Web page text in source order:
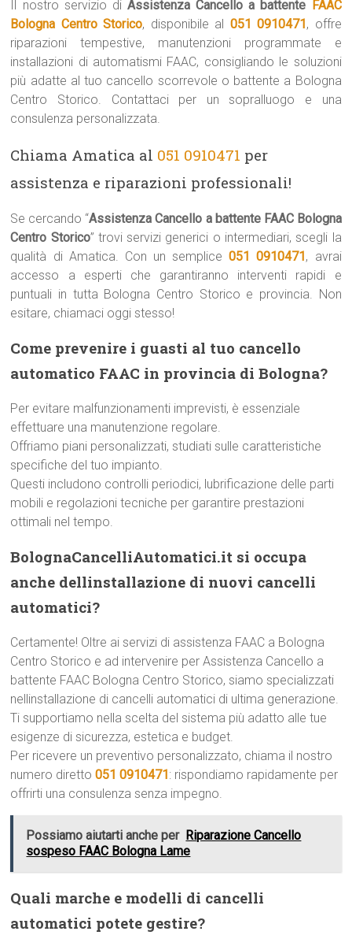
Il nostro servizio di Assistenza Cancello a battente FAAC
Bologna Centro Storico, disponibile al 051 0910471, offre
riparazioni tempestive, manutenzioni programmate e
installazioni di automatismi FAAC, consigliando le soluzioni
più adatte al tuo cancello scorrevole o battente a Bologna
Centro Storico. Contattaci per un sopralluogo e una
consulenza personalizzata.
Chiama Amatica al 051 0910471 per
assistenza e riparazioni professionali!
Se cercando “Assistenza Cancello a battente FAAC Bologna
Centro Storico” trovi servizi generici o intermediari, scegli la
qualità di Amatica. Con un semplice051 0910471, avrai
accesso a esperti che garantiranno interventi rapidi e
puntuali in tutta Bologna Centro Storico e provincia. Non
esitare, chiamaci oggi stesso!
Come prevenire i guasti al tuo cancello
automatico FAAC in provincia di Bologna?
Per evitare malfunzionamenti imprevisti, è essenziale
effettuare una manutenzione regolare.
Offriamo piani personalizzati, studiati sulle caratteristiche
specifiche del tuo impianto.
Questi includono controlli periodici, lubrificazione delle parti
mobili e regolazioni tecniche per garantire prestazioni
ottimali nel tempo.
BolognaCancelliAutomatici.it si occupa
anche dellinstallazione di nuovi cancelli
automatici?
Certamente! Oltre ai servizi di assistenza FAAC a Bologna
Centro Storico e ad intervenire per Assistenza Cancello a
battente FAAC Bologna Centro Storico, siamo specializzati
nellinstallazione di cancelli automatici di ultima generazione.
Ti supportiamo nella scelta del sistema più adatto alle tue
esigenze di sicurezza, estetica e budget.
Per ricevere un preventivo personalizzato, chiama il nostro
numero diretto051 0910471: rispondiamo rapidamente per
offrirti una consulenza senza impegno.
Possiamo aiutarti anche per Riparazione Cancello
sospeso FAAC Bologna Lame
Quali marche e modelli di cancelli
automatici potete gestire?